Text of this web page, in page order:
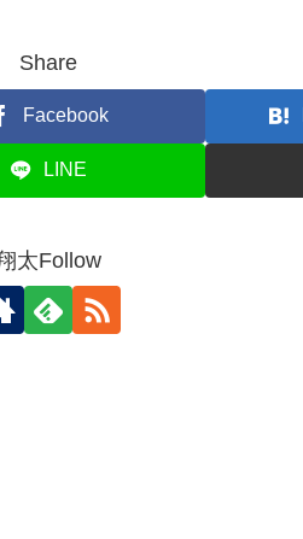
Share
Facebook
LINE
太Follow